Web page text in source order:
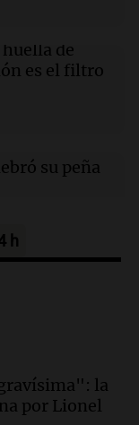
el tiempo este
de
es el filtro
su peña
Mendoza:
un muerto
autos desde
h
la
por Lionel